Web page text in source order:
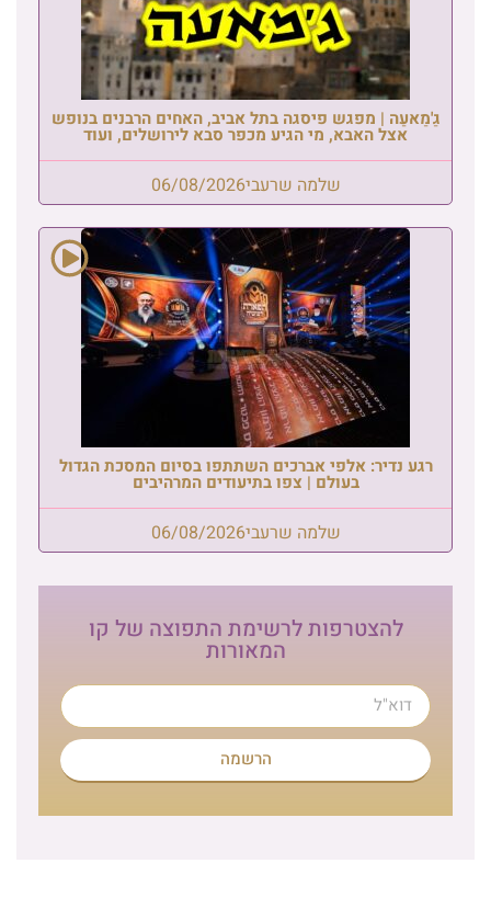
גַ'מַאעַה | מפגש פיסגה בתל אביב, האחים הרבנים בנופש
אצל האבא, מי הגיע מכפר סבא לירושלים, ועוד
שלמה שרעבי06/08/2026
רגע נדיר: אלפי אברכים השתתפו בסיום המסכת הגדול
בעולם | צפו בתיעודים המרהיבים
שלמה שרעבי06/08/2026
להצטרפות לרשימת התפוצה של קו
המאורות
הרשמה